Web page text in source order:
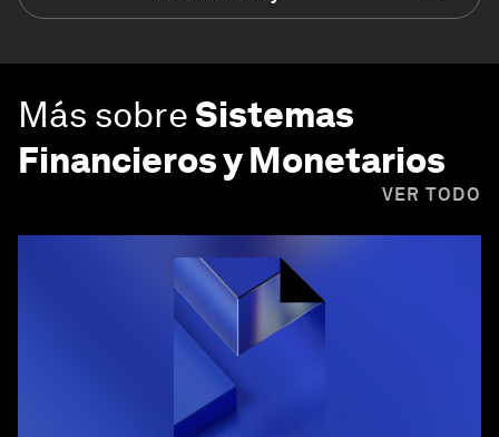
Más sobreSistemas
Financieros y Monetarios
VER TODO